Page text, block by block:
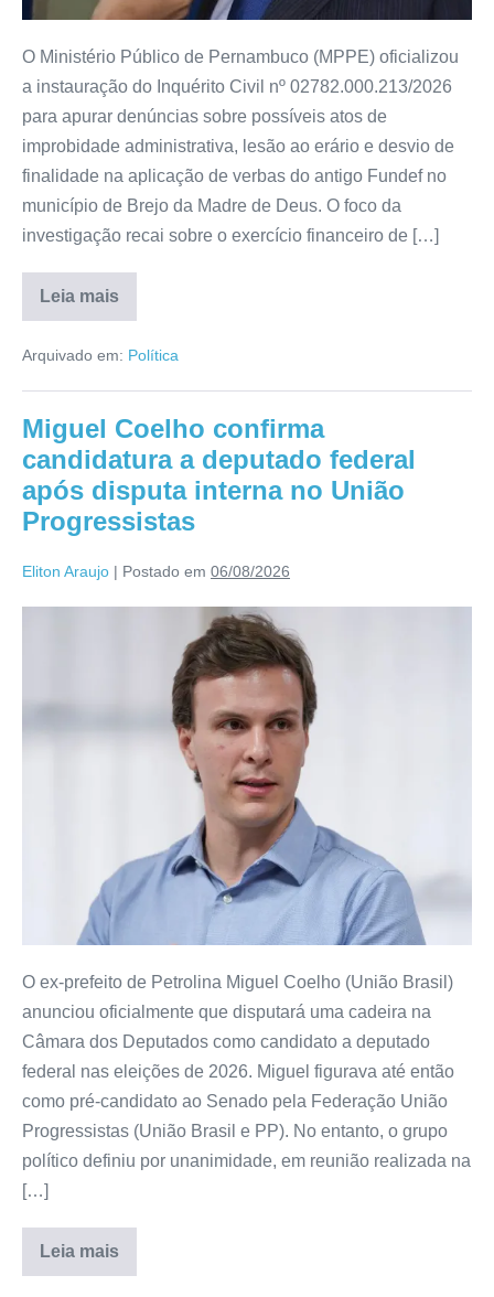
O Ministério Público de Pernambuco (MPPE) oficializou
a instauração do Inquérito Civil nº 02782.000.213/2026
para apurar denúncias sobre possíveis atos de
improbidade administrativa, lesão ao erário e desvio de
finalidade na aplicação de verbas do antigo Fundef no
município de Brejo da Madre de Deus. O foco da
investigação recai sobre o exercício financeiro de […]
Leia mais
Arquivado em: Política
Miguel Coelho confirma
candidatura a deputado federal
após disputa interna no União
Progressistas
Eliton Araujo | Postado em 06/08/2026
O ex-prefeito de Petrolina Miguel Coelho (União Brasil)
anunciou oficialmente que disputará uma cadeira na
Câmara dos Deputados como candidato a deputado
federal nas eleições de 2026. Miguel figurava até então
como pré-candidato ao Senado pela Federação União
Progressistas (União Brasil e PP). No entanto, o grupo
político definiu por unanimidade, em reunião realizada na
[…]
Leia mais